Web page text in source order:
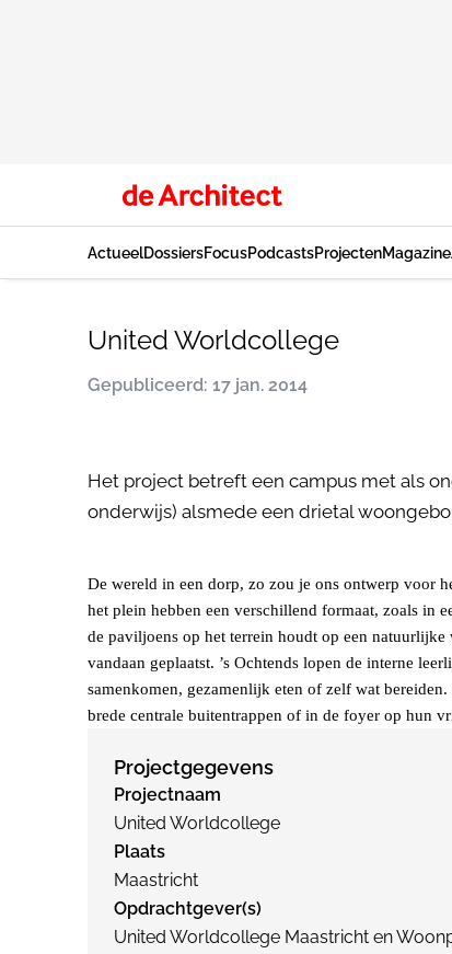
ActueelDossiersFocusPodcastsProjectenMagazine
United Worldcollege
Gepubliceerd: 17 jan. 2014
Het project betreft een campus met als
onderwijs) alsmede een drietal
De wereld in een dorp, zo zou je ons ontwerp voor
het plein hebben een verschillend formaat, zoals in
de paviljoens op het terrein houdt op een
vandaan geplaatst. ’s Ochtends lopen de interne
samenkomen, gezamenlijk eten of zelf wat
brede centrale buitentrappen of in de foyer op hun
Projectgegevens
Projectnaam
United Worldcollege
Plaats
Maastricht
Opdrachtgever(s)
United Worldcollege Maastricht en